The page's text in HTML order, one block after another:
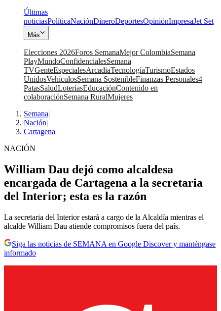
Últimas
noticiasPolíticaNaciónDineroDeportesOpiniónImpresaJet Set
Más
Elecciones 2026Foros SemanaMejor ColombiaSemana
PlayMundoConfidencialesSemana
TVGenteEspecialesArcadiaTecnologíaTurismoEstados
UnidosVehículosSemana SostenibleFinanzas Personales4
PatasSaludLoteríasEducaciónContenido en
colaboraciónSemana RuralMujeres
Semana|
Nación|
Cartagena
NACIÓN
William Dau dejó como alcaldesa
encargada de Cartagena a la secretaria
del Interior; esta es la razón
La secretaria del Interior estará a cargo de la Alcaldía mientras el
alcalde William Dau atiende compromisos fuera del país.
Siga las noticias de SEMANA en Google Discover y manténgase
informado